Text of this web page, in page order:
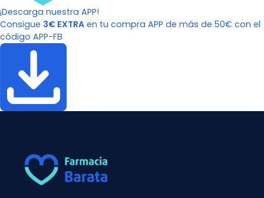
¡Descarga nuestra APP!
Consigue 3€ EXTRA en tu compra APP de más de 50€ con el
código APP-FB